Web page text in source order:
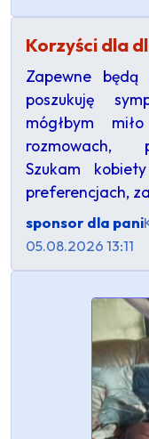
Korzyści dla
Zapewne
poszukuję
mógłbym
rozmowach,
Szukam
preferencjach,
sponsor dla pani
05.08.2026 13:11